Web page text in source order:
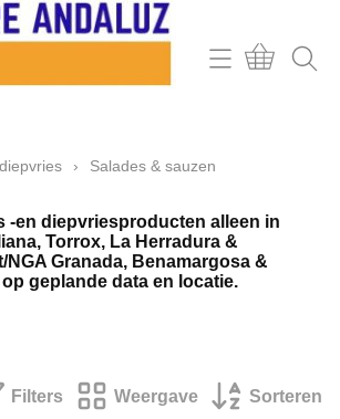
› Salades & sauzen
-en diepvriesproducten alleen in
Torrox, La Herradura &
Granada, Benamargosa &
geplande data en locatie.
Filters Weergave Sorteren